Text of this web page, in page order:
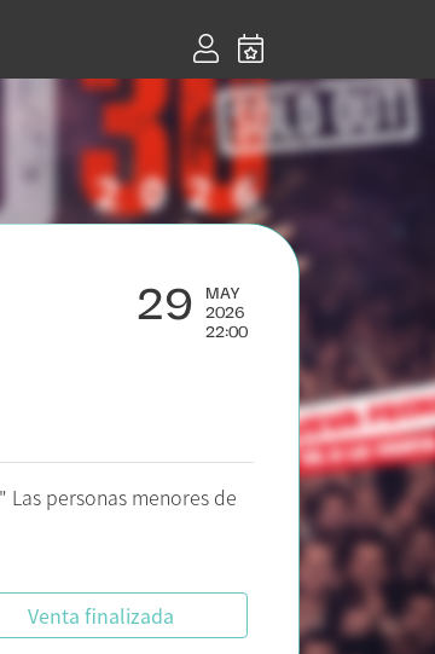
29 MAY
2026
22:00
Las personas menores de
Venta finalizada